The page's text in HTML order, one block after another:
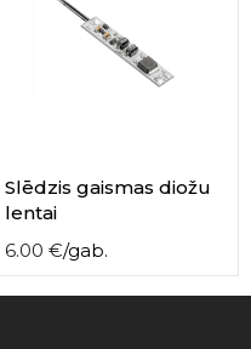
Slēdzis gaismas diožu
lentai
6.00 €/gab.